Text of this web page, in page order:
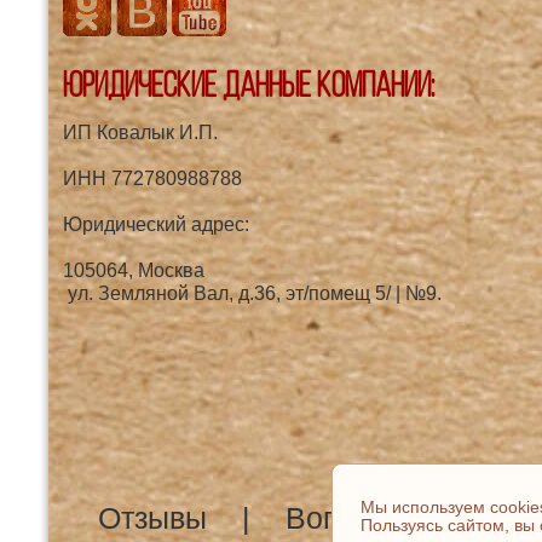
Юридические данные компании:
ИП Ковалык И.П.
ИНН 772780988788
Юридический адрес:
105064, Москва
ул. Земляной Вал, д.36, эт/помещ 5/ | №9.
Отзывы Вопрос-ответ
Мы используем
Пользуясь сайтом, вы